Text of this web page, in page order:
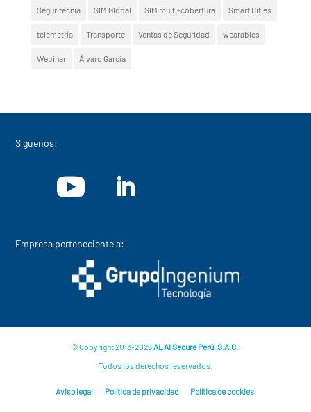
Seguritecnia SIM Global SIM multi-cobertura Smart Cities
telemetría Transporte Ventas de Seguridad wearables
Webinar Álvaro García
Síguenos:
Empresa perteneciente a:
© Copyright 2013-2026ALAI Secure Perú, S.A.C.
Todos los derechos reservados.
Aviso legal Política de privacidad Política de cookies